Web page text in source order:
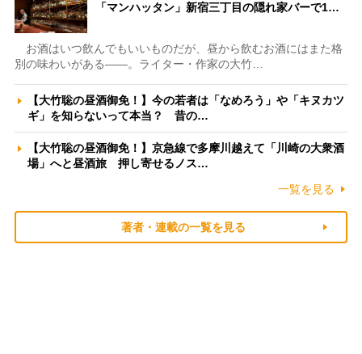
「マンハッタン」新宿三丁目の隠れ家バーで1…
お酒はいつ飲んでもいいものだが、昼から飲むお酒にはまた格
別の味わいがある――。ライター・作家の大竹…
【大竹聡の昼酒御免！】今の若者は「なめろう」や「キヌカツ
ギ」を知らないって本当？ 昔の…
【大竹聡の昼酒御免！】京急線で多摩川越えて「川崎の大衆酒
場」へと昼酒旅 押し寄せるノス…
一覧を見る
著者・連載の一覧を見る